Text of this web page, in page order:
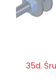
35d.